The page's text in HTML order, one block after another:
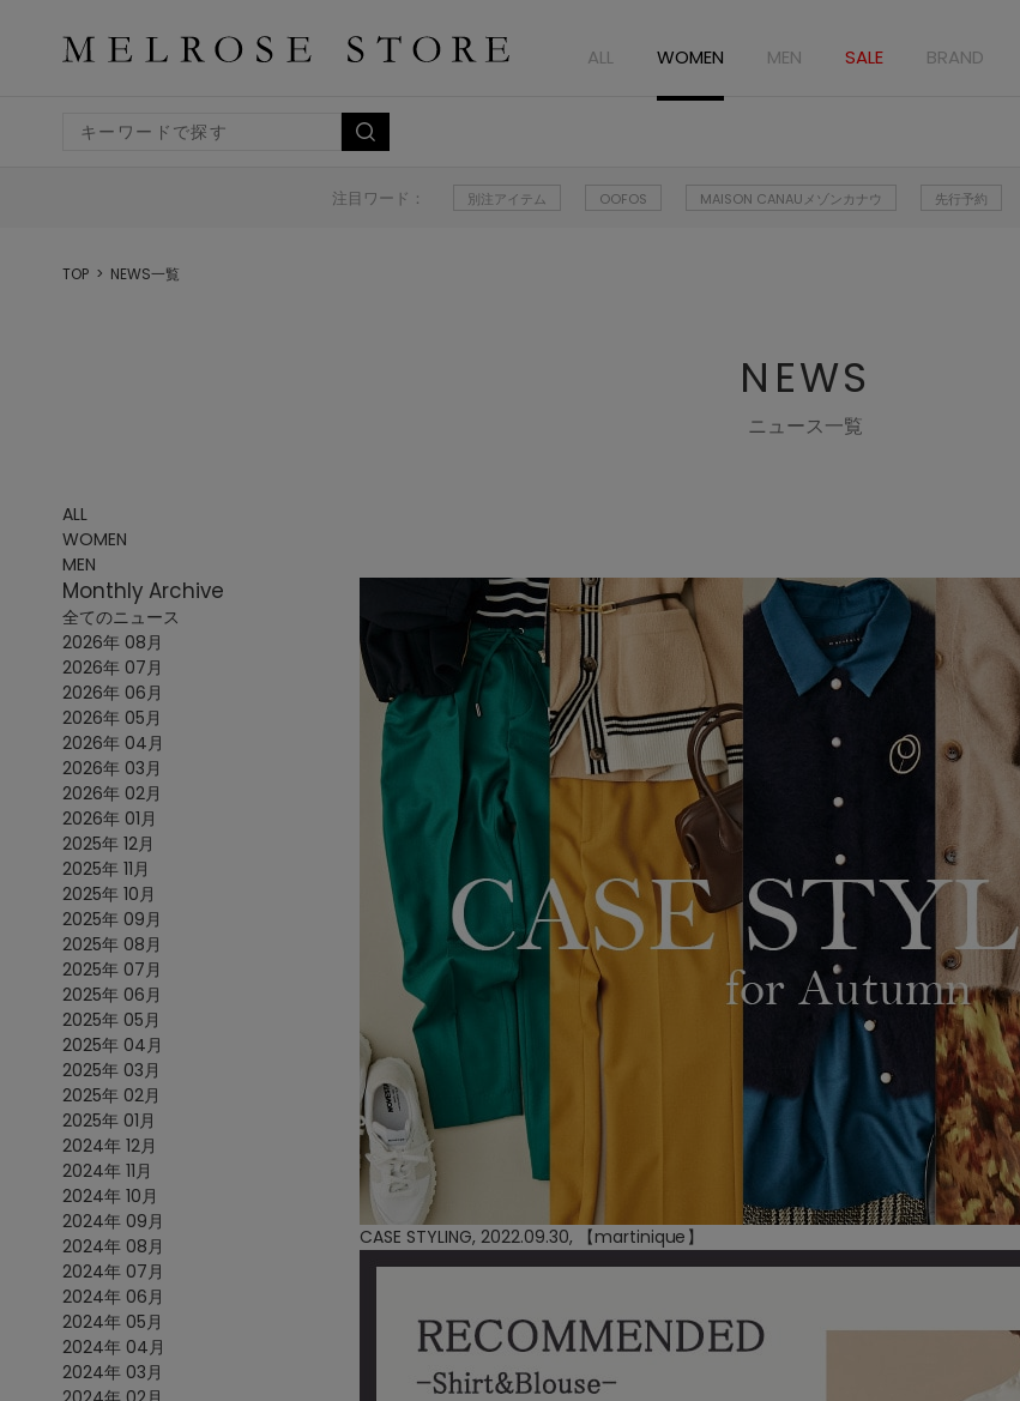
ALL WOMEN MEN SALE BRAND
注目ワード： 別注アイテム OOFOS MAISON CANAUメゾンカナウ 先行予約
TOP NEWS一覧
NEWS
ニュース一覧
ALL
WOMEN
MEN
Monthly Archive
全てのニュース
2026年 08月
2026年 07月
2026年 06月
2026年 05月
2026年 04月
2026年 03月
2026年 02月
2026年 01月
2025年 12月
2025年 11月
2025年 10月
2025年 09月
2025年 08月
2025年 07月
2025年 06月
2025年 05月
2025年 04月
2025年 03月
2025年 02月
2025年 01月
2024年 12月
2024年 11月
2024年 10月
2024年 09月
2024年 08月
2024年 07月
2024年 06月
2024年 05月
2024年 04月
2024年 03月
CASE STYLING, 2022.09.30, 【martinique 】